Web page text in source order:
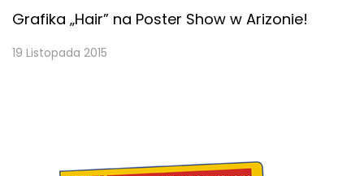
Grafika „Hair” na Poster Show w Arizonie!
19 Listopada 2015